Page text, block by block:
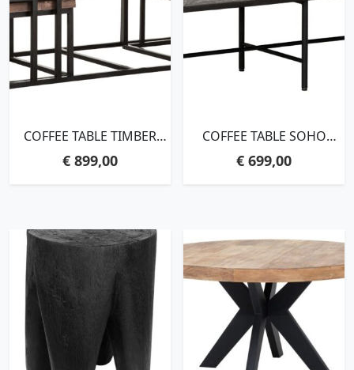
COFFEE TABLE TIMBER
3,35X120X60 CM /
€899,00
COFFEE TABLE SOHO
MORTEX TOP
€ 699,00